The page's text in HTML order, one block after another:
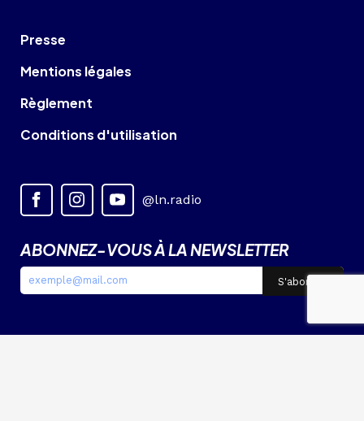
Presse
Mentions légales
Règlement
Conditions d'utilisation
@ln.radio
ABONNEZ-VOUS À LA NEWSLETTER